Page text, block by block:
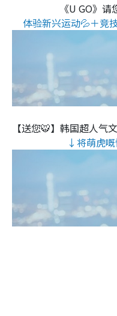
《U GO》请
体验新兴运动💦＋竞
【送您🐯】韩国超人气
↓将萌虎